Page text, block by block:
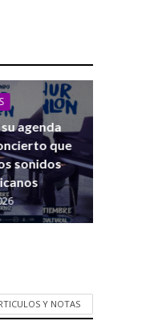
agenda
que
sonidos
Y NOTAS